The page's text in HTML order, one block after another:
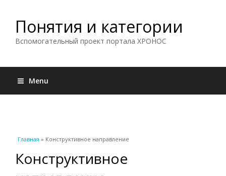
Понятия и категории
Вспомогательный проект портала ХРОНОС
Menu
Вы здесь
Главная » Конструктивное направление
Конструктивное